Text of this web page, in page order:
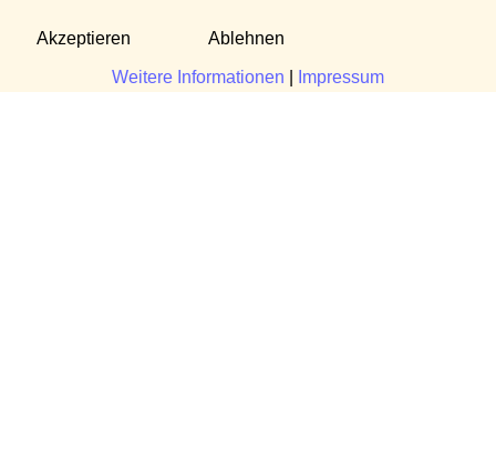
Akzeptieren Ablehnen
Weitere Informationen Impressum